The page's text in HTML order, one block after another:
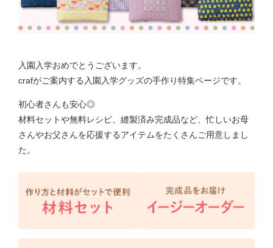
入園入学おめでとうございます。
crafがご案内する入園入学グッズの手作り特集ページです。
初心者さんも安心◎
材料セットや無料レシピ、縫製済み完成品など、忙しいお母
さんやお父さんを応援するアイテムをたくさんご用意しまし
た。